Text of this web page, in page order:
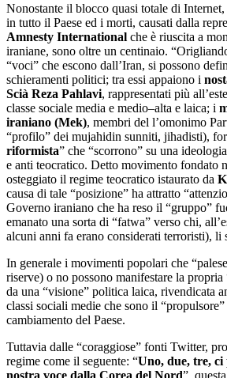
Nonostante il blocco quasi totale di
in tutto il Paese ed i morti, causati dalla
Amnesty International che è riuscita a
iraniane, sono oltre un centinaio.
“voci” che escono dall’Iran, si possono
schieramenti politici; tra essi appaiono i
Scià Reza Pahlavi, rappresentati più
classe sociale media e medio–alta e laica; i
iraniano (Mek), membri del l’omonimo
“profilo” dei mujahidin sunniti, jihadisti),
riformista” che “scorrono” su una
e anti teocratico. Detto movimento fondato
osteggiato il regime teocratico istaurato da
causa di tale “posizione” ha attratto
Governo iraniano che ha reso il “gruppo”
emanato una sorta di “fatwa” verso chi,
alcuni anni fa erano considerati terroristi), li
In generale i movimenti popolari che
riserve) o no possono manifestare la propria
da una “visione” politica laica, rivendicata
classi sociali medie che sono il
cambiamento del Paese.
Tuttavia dalle “coraggiose” fonti Twitter,
regime come il seguente: “Uno, due, tre, ci
nostra voce dalla Corea del Nord”,